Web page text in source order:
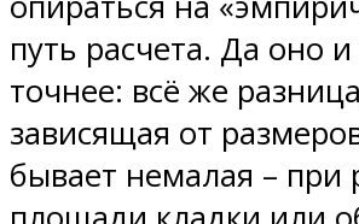
путь расчета. Да оно
точнее: всё же
зависящая от
бывает немалая – при